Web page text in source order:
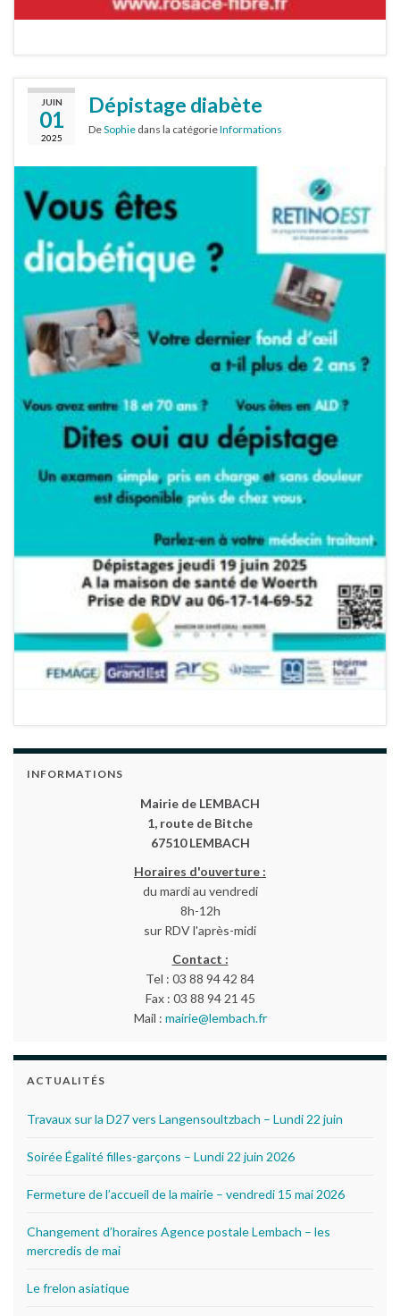
JUIN
01
2025
Dépistage diabète
DeSophie dans la catégorieInformations
INFORMATIONS
Mairie de LEMBACH
1, route de Bitche
67510 LEMBACH
Horaires d'ouverture :
du mardi au vendredi
8h-12h
sur RDV l'après-midi
Contact :
Tel : 03 88 94 42 84
Fax : 03 88 94 21 45
Mail : mairie@lembach.fr
ACTUALITÉS
Travaux sur la D27 vers Langensoultzbach – Lundi 22 juin
Soirée Égalité filles-garçons – Lundi 22 juin 2026
Fermeture de l’accueil de la mairie – vendredi 15 mai 2026
Changement d’horaires Agence postale Lembach – les
mercredis de mai
Le frelon asiatique